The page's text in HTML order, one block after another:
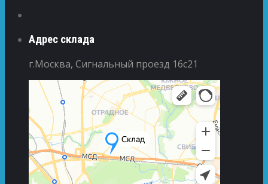
Адрес склада
г.Москва, Сигнальный проезд 16с21